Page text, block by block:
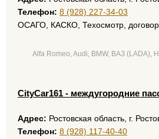
Телефон: 8 (928) 227-34-03
ОСАГО, КАСКО, Техосмотр,
Alfa Romeo, Audi, BMW, ВАЗ (LADA),
CityCar161 - междугородние
Адрес: Ростовская область, г.
Телефон: 8 (928) 117-40-40